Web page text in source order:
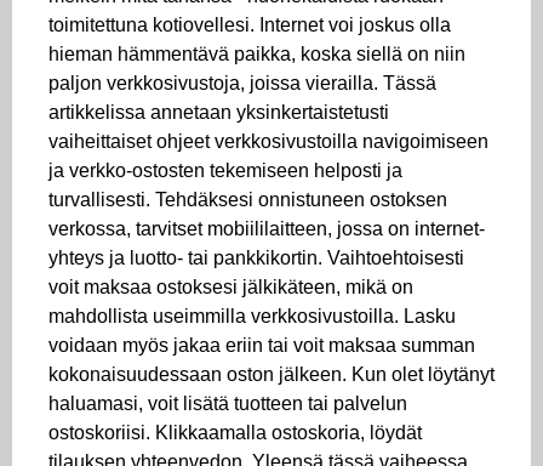
toimitettuna kotiovellesi. Internet voi joskus olla
hieman hämmentävä paikka, koska siellä on niin
paljon verkkosivustoja, joissa vierailla. Tässä
artikkelissa annetaan yksinkertaistetusti
vaiheittaiset ohjeet verkkosivustoilla navigoimiseen
ja verkko-ostosten tekemiseen helposti ja
turvallisesti. Tehdäksesi onnistuneen ostoksen
verkossa, tarvitset mobiililaitteen, jossa on internet-
yhteys ja luotto- tai pankkikortin. Vaihtoehtoisesti
voit maksaa ostoksesi jälkikäteen, mikä on
mahdollista useimmilla verkkosivustoilla. Lasku
voidaan myös jakaa eriin tai voit maksaa summan
kokonaisuudessaan oston jälkeen. Kun olet löytänyt
haluamasi, voit lisätä tuotteen tai palvelun
ostoskoriisi. Klikkaamalla ostoskoria, löydät
tilauksen yhteenvedon. Yleensä tässä vaiheessa